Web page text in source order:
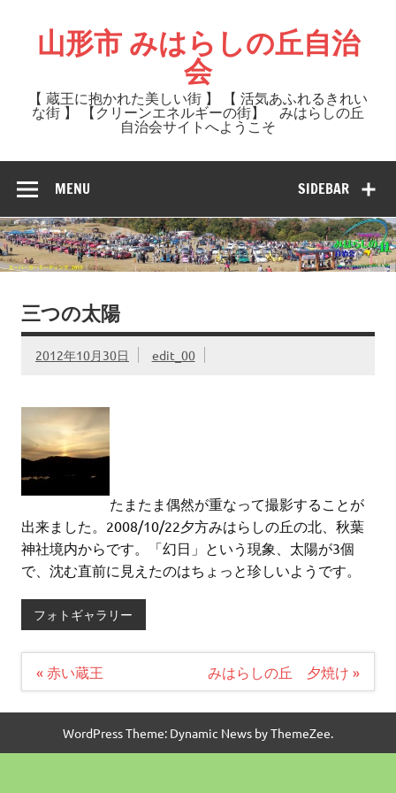
content山形市 みはらしの丘自治
会
【 蔵王に抱かれた美しい街 】 【 活気あふれるきれい
な街 】 【クリーンエネルギーの街】 みはらしの丘
自治会サイトへようこそ
SIDEBAR
MENU
三つの太陽
2012年10月30日 edit_00
たまたま偶然が重なって撮影することが
出来ました。2008/10/22夕方みはらしの丘の北、秋葉
神社境内からです。「幻日」という現象、太陽が3個
で、沈む直前に見えたのはちょっと珍しいようです。
フォトギャラリー
投
稿
ビ
シ
« 赤い蔵王 みはらしの丘 夕焼け »
WordPress Theme: Dynamic News by ThemeZee.